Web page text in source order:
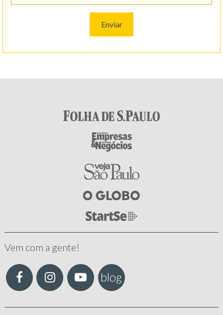
Enviar
Vem com a gente!
blog